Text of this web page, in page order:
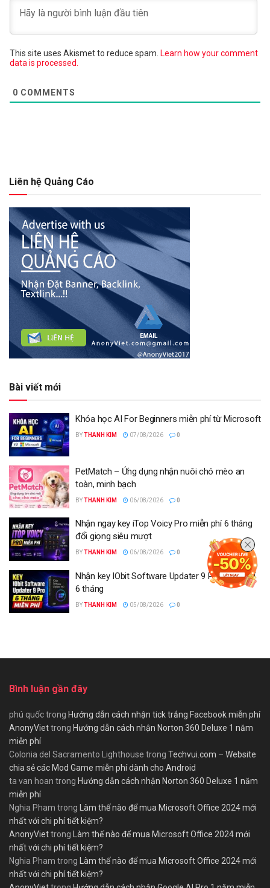
This site uses Akismet to reduce spam. Learn how your comment
data is processed.
0 COMMENTS
Liên hệ Quảng Cáo
Bài viết mới
Khóa học AI For Beginners miễn phí từ Microsoft
BYTHANH KIM 07/08/2026 0
PetMatch – Ứng dụng nhận nuôi chó mèo an
toàn, minh bạch
BYTHANH KIM 06/08/2026 0
Nhận ngay key iTop Voicy Pro miễn phí 6 tháng
đổi giọng siêu mượt
BYTHANH KIM 06/08/2026 0
Nhận key IObit Software Updater 9 Pro miễn phí
6 tháng
BYTHANH KIM 05/08/2026 0
Bình luận gần đây
phú quốctrong Hướng dẫn cách nhận tick trắng Facebook miễn phí
AnonyViettrong Hướng dẫn cách nhận Norton 360 Deluxe 1 năm
miễn phí
Colonia del Sacramento Lighthouse trong Techvui.com – Website
chia sẻ các Mod Game miễn phí dành cho Android
ta van hoan trong Hướng dẫn cách nhận Norton 360 Deluxe 1 năm
miễn phí
Nghia Pham trong Làm thế nào để mua Microsoft Office 2024 mới
nhất với chi phí tiết kiệm?
AnonyViettrong Làm thế nào để mua Microsoft Office 2024 mới
nhất với chi phí tiết kiệm?
Nghia Pham trong Làm thế nào để mua Microsoft Office 2024 mới
nhất với chi phí tiết kiệm?